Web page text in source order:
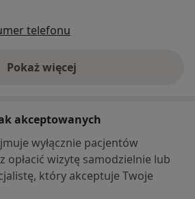
telefonu
Pokaż więcej
o adresie
akceptowanych
wyłącznie pacjentów
opłacić wizytę samodzielnie lub
który akceptuje Twoje